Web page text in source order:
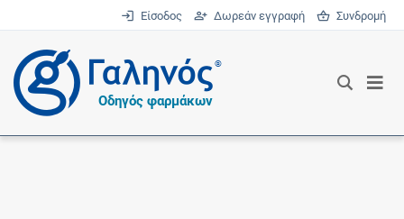
Είσοδος Δωρεάν εγγραφή Συνδρομή
®
Οδηγός φαρμάκων